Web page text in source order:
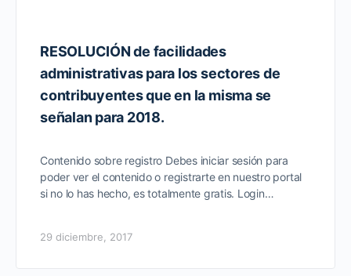
RESOLUCIÓN de facilidades
administrativas para los sectores de
contribuyentes que en la misma se
señalan para 2018.
Contenido sobre registro Debes iniciar sesión para
poder ver el contenido o registrarte en nuestro portal
si no lo has hecho, es totalmente gratis. Login…
29 diciembre, 2017